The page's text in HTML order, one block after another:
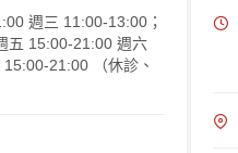
週三 11:00-13:00；
五 15:00-21:00 週六
21:00 （休診、